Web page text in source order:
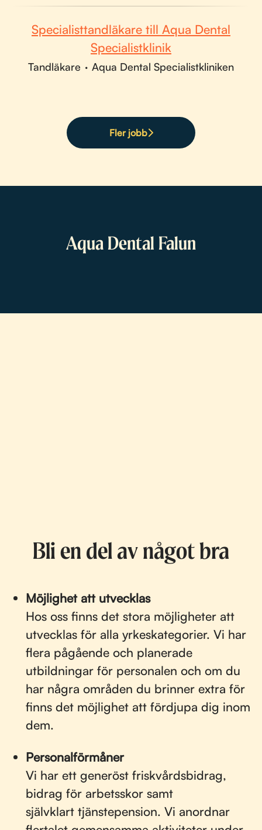
Specialisttandläkare till Aqua Dental
Specialistklinik
Tandläkare · Aqua Dental Specialistkliniken
Fler jobb
Aqua Dental Falun
Bli en del av något bra
Möjlighet att utvecklas
Hos oss finns det stora möjligheter att
utvecklas för alla yrkeskategorier. Vi har
flera pågående och planerade
utbildningar för personalen och om du
har några områden du brinner extra för
finns det möjlighet att fördjupa dig inom
dem.
Personalförmåner
Vi har ett generöst friskvårdsbidrag,
bidrag för arbetsskor samt
självklart tjänstepension. Vi anordnar